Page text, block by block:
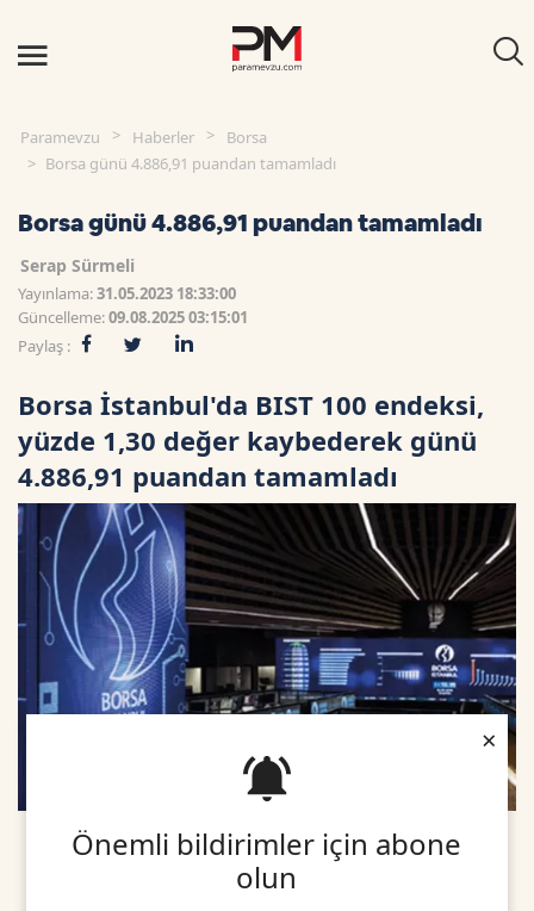
Önemli bildirimler için abone
olun
×
Paramevzu Haberler
Borsa
Borsa günü 4.886,91 puandan tamamladı
Borsa günü 4.886,91 puandan tamamladı
Serap Sürmeli
Yayınlama:31.05.2023 18:33:00
Güncelleme:09.08.2025 03:15:01
Paylaş :
Borsa İstanbul'da BIST 100 endeksi,
yüzde 1,30 değer kaybederek günü
4.886,91 puandan tamamladı